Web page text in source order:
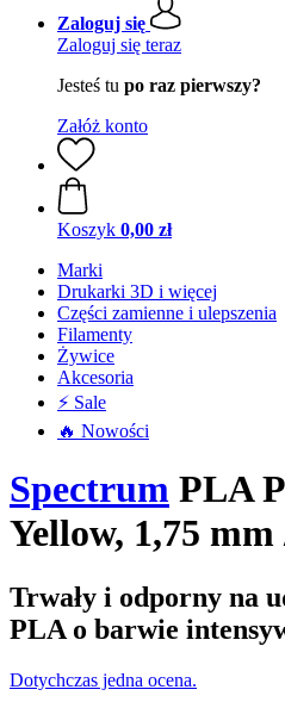
Zaloguj się
Zaloguj się teraz
Jesteś tu po raz pierwszy?
Załóż konto
Koszyk 0,00 zł
Marki
Drukarki 3D i więcej
Części zamienne i ulepszenia
Filamenty
Żywice
Akcesoria
⚡ Sale
🔥 Nowości
Spectrum PLA
Yellow, 1,75 mm
Trwały i odporny na
PLA o barwie
Dotychczas jedna ocena.